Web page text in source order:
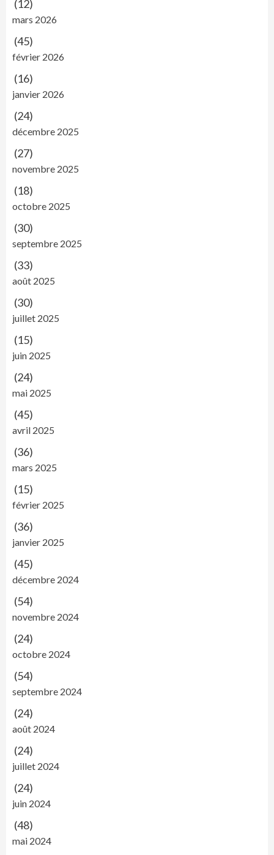
(12)
mars 2026
(45)
février 2026
(16)
janvier 2026
(24)
décembre 2025
(27)
novembre 2025
(18)
octobre 2025
(30)
septembre 2025
(33)
août 2025
(30)
juillet 2025
(15)
juin 2025
(24)
mai 2025
(45)
avril 2025
(36)
mars 2025
(15)
février 2025
(36)
janvier 2025
(45)
décembre 2024
(54)
novembre 2024
(24)
octobre 2024
(54)
septembre 2024
(24)
août 2024
(24)
juillet 2024
(24)
juin 2024
(48)
mai 2024